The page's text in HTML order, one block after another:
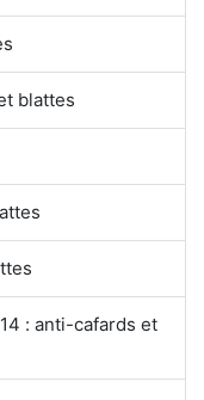
blattes
: anti-cafards et